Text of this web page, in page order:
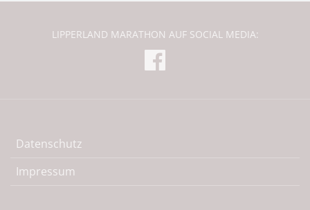
LIPPERLAND MARATHON AUF SOCIAL MEDIA:
Datenschutz
Impressum